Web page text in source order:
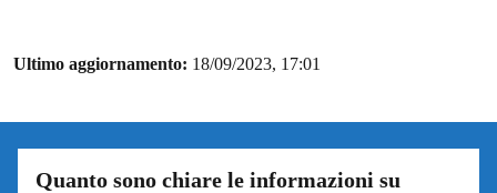
Ultimo aggiornamento: 18/09/2023, 17:01
Quanto sono chiare le informazioni su